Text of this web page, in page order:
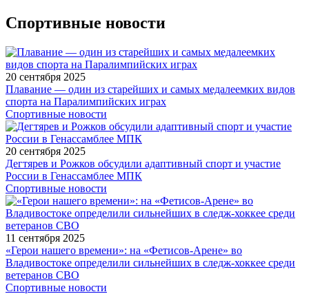
Спортивные новости
20 сентября 2025
Плавание — один из старейших и самых медалеемких видов
спорта на Паралимпийских играх
Спортивные новости
20 сентября 2025
Дегтярев и Рожков обсудили адаптивный спорт и участие
России в Генассамблее МПК
Спортивные новости
11 сентября 2025
«Герои нашего времени»: на «Фетисов-Арене» во
Владивостоке определили сильнейших в следж-хоккее среди
ветеранов СВО
Спортивные новости